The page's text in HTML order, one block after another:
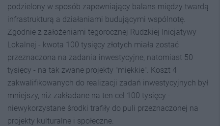
podzielony w sposób zapewniający balans między twardą
infrastrukturą a działaniami budującymi wspólnotę.
Zgodnie z założeniami tegorocznej Rudzkiej Inicjatywy
Lokalnej - kwota 100 tysięcy złotych miała zostać
przeznaczona na zadania inwestycyjne, natomiast 50
tysięcy - na tak zwane projekty "miękkie". Koszt 4
zakwalifikowanych do realizacji zadań inwestycyjnych był
mniejszy, niż zakładane na ten cel 100 tysięcy -
niewykorzystane środki trafiły do puli przeznaczonej na
projekty kulturalne i społeczne.